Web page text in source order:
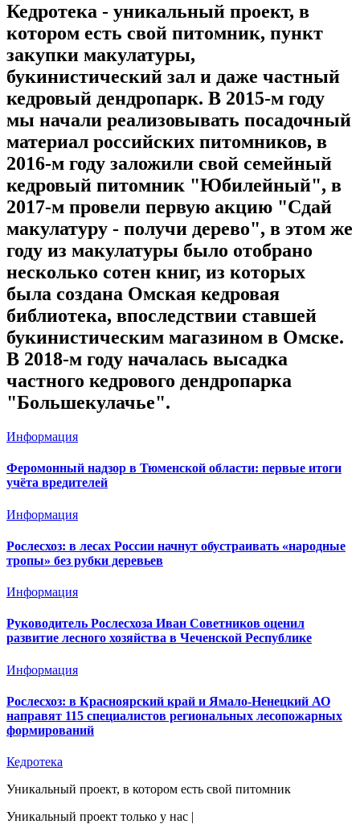
Кедротека - уникальный проект, в
котором есть свой питомник, пункт
закупки макулатуры,
букинистический зал и даже частный
кедровый дендропарк. В 2015-м году
мы начали реализовывать посадочный
материал российских питомников, в
2016-м году заложили свой семейный
кедровый питомник "Юбилейный", в
2017-м провели первую акцию "Сдай
макулатуру - получи дерево", в этом же
году из макулатуры было отобрано
несколько сотен книг, из которых
была создана Омская кедровая
библиотека, впоследствии ставшей
букинистическим магазином в Омске.
В 2018-м году началась высадка
частного кедрового дендропарка
"Большекулачье".
Информация
Феромонный надзор в Тюменской области: первые итоги
учёта вредителей
Информация
Рослесхоз: в лесах России начнут обустраивать «народные
тропы» без рубки деревьев
Информация
Руководитель Рослесхоза Иван Советников оценил
развитие лесного хозяйства в Чеченской Республике
Информация
Рослесхоз: в Красноярский край и Ямало-Ненецкий АО
направят 115 специалистов региональных лесопожарных
формирований
Кедротека
Уникальный проект, в котором есть свой питомник
Уникальный проект только у нас |